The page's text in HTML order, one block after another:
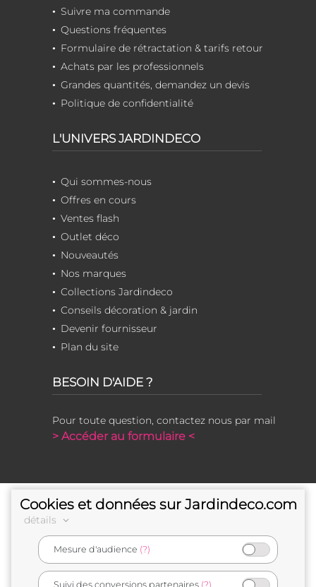
Suivre ma commande
Questions fréquentes
Formulaire de rétractation & tarifs retour
Achats par les professionnels
Grandes quantités, demandez un devis
Politique de confidentialité
L'UNIVERS JARDINDECO
Qui sommes-nous
Offres en cours
Ventes flash
Outlet déco
Nouveautés
Nos marques
Collections Jardindeco
Conseils décoration & jardin
Devenir fournisseur
Plan du site
BESOIN D'AIDE ?
Pour toute question, contactez nous par mail
> Accéder au formulaire <
e-commerçant français
Cookies et données sur Jardindeco.com
détails
Mesure d'audience (?)
Suivi des conversions partenaires (?)